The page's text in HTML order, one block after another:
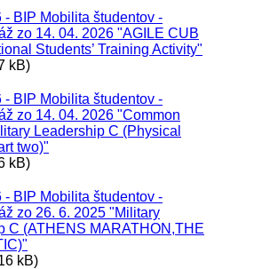
- BIP Mobilita študentov -
zo 14. 04. 2026 "AGILE CUB
Students’ Training Activity"
kB)
- BIP Mobilita študentov -
zo 14. 04. 2026 "Common
Leadership C (Physical
two)"
kB)
- BIP Mobilita študentov -
zo 26. 6. 2025 "Military
C (ATHENS MARATHON,THE
kB)